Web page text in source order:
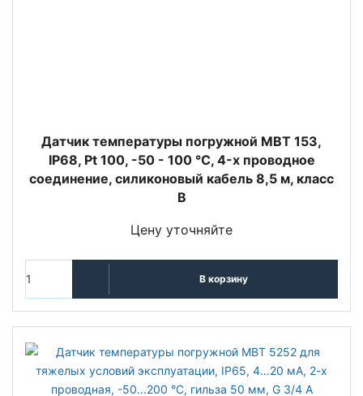
Датчик температуры погружной MBT 153,
IP68, Pt 100, -50 - 100 °C, 4-х проводное
соединение, силиконовый кабель 8,5 м, класс
В
Цену уточняйте
В корзину